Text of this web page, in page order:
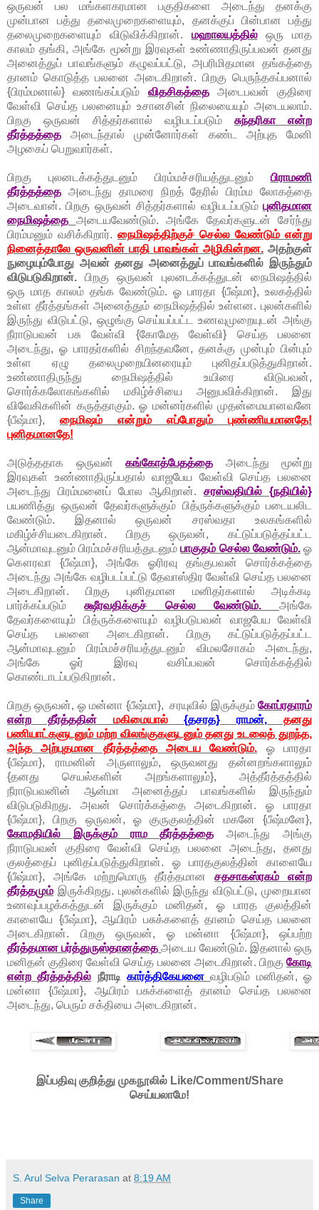
ஒருவன் பல மங்களகரமான பகுதிகளை அடைந்து தனக்கு
முன்பான பத்து தலைமுறைகளையும், தனக்குப் பின்பான பத்து
தலைமுறைகளையும் விடுவிக்கிறான். மஹாலயத்தில்ஒரு மாத
காலம் தங்கி, அங்கே மூன்று இரவுகள் உண்ணாதிருப்பவன் தனது
அனைத்துப் பாவங்களும் கழுவப்பட்டு, அபரிமிதமான தங்கத்தை
தானம் கொடுத்த பலனை அடைகிறான். பிறகு பெருந்தகப்பனால்
{பிரம்மனால்} வணங்கப்படும் விதசிகத்தைஅடைபவன் குதிரை
வேள்வி செய்த பலனையும் உசானசின் நிலையையும் அடையலாம்.
பிறகு ஒருவன் சித்தர்களால் வழிபடப்படும் சுந்தரிகா என்ற
தீர்த்தத்தை அடைந்தால் முன்னோர்கள் கண்ட அற்புத மேனி
அழகைப் பெறுவார்கள்.
பிறகு புலனடக்கத்துடனும் பிரம்மச்சரியத்துடனும் பிராமணி
தீர்த்தத்தை அடைந்து தாமரை நிறத் தேரில் பிரம்ம லோகத்தை
அடைவான். பிறகு ஒருவன் சித்தர்களால் வழிபடப்படும் புனிதமான
நைமிஷத்தை அடையவேண்டும். அங்கே தேவர்களுடன் சேர்ந்து
பிரம்மனும் வசிக்கிறார். நைமிஷத்திற்குச் செல்ல வேண்டும் என்று
நினைத்தாலே ஒருவனின் பாதி பாவங்கள் அழிகின்றன. அதற்குள்
நுழையும்போது அவன் தனது அனைத்துப் பாவங்களில் இருந்தும்
விடுபடுகிறான். பிறகு ஒருவன் புலனடக்கத்துடன் நைமிஷத்தில்
ஒரு மாத காலம் தங்க வேண்டும். ஓ பாரதா {பீஷ்மா}, உலகத்தில்
உள்ள தீர்த்தங்கள் அனைத்தும் நைமிஷத்தில் உள்ளன. புலன்களில்
இருந்து விடுபட்டு, ஒழுங்கு செய்யப்பட்ட உணவுமுறையுடன் அங்கு
நீராடுபவன் பசு வேள்வி {கோமேத வேள்வி} செய்த பலனை
அடைந்து, ஓ பாரதர்களில் சிறந்தவனே, தனக்கு முன்பும் பின்பும்
உள்ள ஏழு தலைமுறையினரையும் புனிதப்படுத்துகிறான்.
உண்ணாதிருந்து நைமிஷத்தில் உயிரை விடுபவன்,
சொர்க்கலோகங்களில் மகிழ்ச்சியை அனுபவிக்கிறான். இது
விவேகிகளின் கருத்தாகும். ஓ மன்னர்களில் முதன்மையானவனே
{பீஷ்மா}, நைமிஷம் என்றும் எப்போதும் புண்ணியமானதே!
புனிதமானதே!
அடுத்ததாக ஒருவன் கங்கோத்பேதத்தை அடைந்து மூன்று
இரவுகள் உண்ணாதிருப்பதால் வாஜபேய வேள்வி செய்த பலனை
அடைந்து பிரம்மனைப் போல ஆகிறான். சரஸ்வதியில் {நதியில்}
பயணித்து ஒருவன் தேவர்களுக்கும் பித்ருக்களுக்கும் படையலிட
வேண்டும். இதனால் ஒருவன் சரஸ்வதா உலகங்களில்
மகிழ்ச்சியடைகிறான். பிறகு ஒருவன், கட்டுப்படுத்தப்பட்ட
ஆன்மாவுடனும் பிரம்மச்சரியத்துடனும்பாகுதம் செல்ல வேண்டும்.ஓ
கௌரவா {பீஷ்மா}, அங்கே ஓரிரவு தங்குபவன் சொர்க்கத்தை
அடைந்து அங்கே வழிபடப்பட்டு தேவாஸ்திர வேள்வி செய்த பலனை
அடைகிறான். பிறகு புனிதமான மனிதர்களால் அடிக்கடி
பார்க்கப்படும்க்ஷீரவதிக்குச் செல்ல வேண்டும். அங்கே
தேவர்களையும் பித்ருக்களையும் வழிபடுபவன் வாஜபேய வேள்வி
செய்த பலனை அடைகிறான். பிறகு கட்டுப்படுத்தப்பட்ட
ஆன்மாவுடனும் பிரம்மச்சரியத்துடனும் விமலசோகம் அடைந்து,
அங்கே ஓர் இரவு வசிப்பவன் சொர்க்கத்தில்
கொண்டாடப்படுகிறான்.
பிறகு ஒருவன், ஓ மன்னா {பீஷ்மா}, சரயுவில் இருக்கும் கோப்ரதாரம்
என்ற தீர்த்ததின்மகிமையால்{தசரத} ராமன், தனது
பணியாட்களுடனும் மற்ற விலங்குகளுடனும் தனது உடலைத் துறந்த,
அந்த அற்புதமான தீர்த்தத்தை அடைய வேண்டும். ஓ பாரதா
{பீஷ்மா}, ராமனின் அருளாலும், ஒருவனது தன்னறங்களாலும்
{தனது செயல்களின் அறங்களாலும்}, அத்தீர்த்தத்தில்
நீராடுபவனின் ஆன்மா அனைத்துப் பாவங்களில் இருந்தும்
விடுபடுகிறது. அவன் சொர்க்கத்தை அடைகிறான். ஓ பாரதா
{பீஷ்மா}, பிறகு ஒருவன், ஓ குருகுலத்தின் மகனே {பீஷ்மனே},
கோமதியில் இருக்கும் ராம தீர்த்தத்தை அடைந்து அங்கு
நீராடுபவன் குதிரை வேள்வி செய்த பலனை அடைந்து, தனது
குலத்தைப் புனிதப்படுத்துகிறான். ஓ பாரதகுலத்தின் காளையே
{பீஷ்மா}, அங்கே மற்றுமொரு தீர்த்தமானசதசாகஸ்ரகம் என்ற
தீர்த்தமும் இருக்கிறது. புலன்களில் இருந்து விடுபட்டு, முறையான
உணவுப்பழக்கத்துடன் இருக்கும் மனிதன், ஓ பாரத குலத்தின்
காளையே {பீஷ்மா}, ஆயிரம் பசுக்களைத் தானம் செய்த பலனை
அடைகிறான். பிறகு ஒருவன், ஓ மன்னா {பீஷ்மா}, ஒப்பற்ற
தீர்த்தமான பர்த்துருஸ்தானத்தைஅடைய வேண்டும். இதனால் ஒரு
மனிதன் குதிரை வேள்வி செய்த பலனை அடைகிறான். பிறகு கோடி
என்ற தீர்த்தத்தில் நீராடி கார்த்திகேயனைவழிபடும் மனிதன், ஓ
மன்னா {பீஷ்மா}, ஆயிரம் பசுக்களைத் தானம் செய்த பலனை
அடைந்து, பெரும் சக்தியை அடைகிறான்.
இப்பதிவு குறித்து முகநூலில் Like/Comment/Share
செய்யலாமே!
S. Arul Selva Perarasan at 8:19 AM
Share